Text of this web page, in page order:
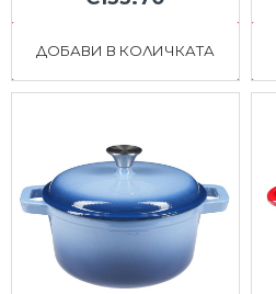
ДОБАВИ В КОЛИЧКАТА